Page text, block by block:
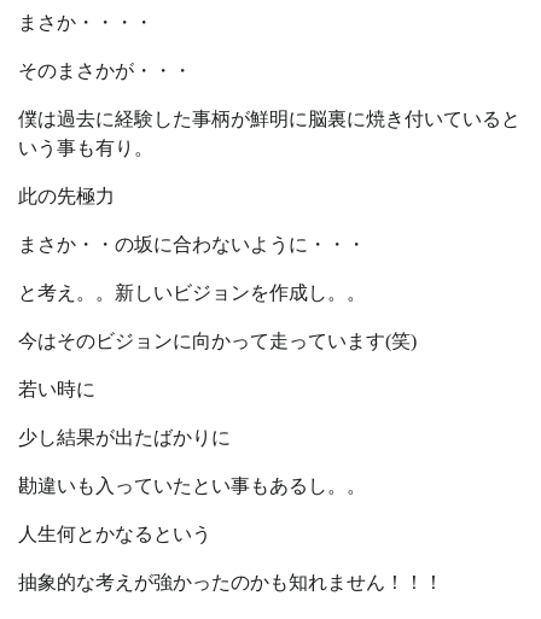
まさか・・・・
そのまさかが・・・
僕は過去に経験した事柄が鮮明に脳裏に焼き付いていると
いう事も有り。
此の先極力
まさか・・の坂に合わないように・・・
と考え。。新しいビジョンを作成し。。
今はそのビジョンに向かって走っています(笑)
若い時に
少し結果が出たばかりに
勘違いも入っていたとい事もあるし。。
人生何とかなるという
抽象的な考えが強かったのかも知れません！！！